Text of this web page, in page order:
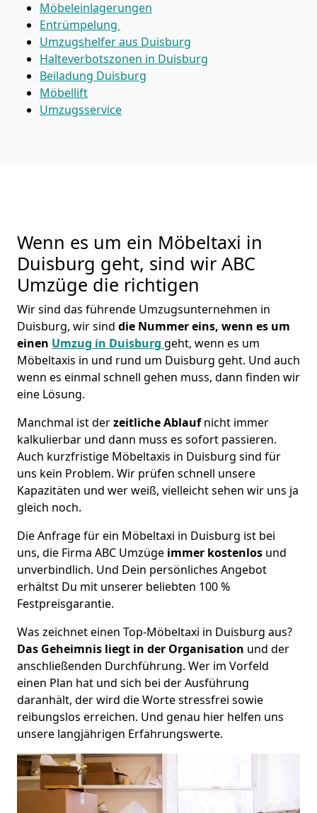
Möbeleinlagerungen
Entrümpelung
Umzugshelfer aus Duisburg
Halteverbotszonen in Duisburg
Beiladung Duisburg
Möbellift
Umzugsservice
Wenn es um ein Möbeltaxi in
Duisburg geht, sind wir ABC
Umzüge die richtigen
Wir sind das führende Umzugsunternehmen in
Duisburg, wir sind die Nummer eins, wenn es um
einen Umzug in Duisburg geht, wenn es um
Möbeltaxis in und rund um Duisburg geht. Und auch
wenn es einmal schnell gehen muss, dann finden wir
eine Lösung.
Manchmal ist derzeitliche Ablaufnicht immer
kalkulierbar und dann muss es sofort passieren.
Auch kurzfristige Möbeltaxis in Duisburg sind für
uns kein Problem. Wir prüfen schnell unsere
Kapazitäten und wer weiß, vielleicht sehen wir uns ja
gleich noch.
Die Anfrage für ein Möbeltaxi in Duisburg ist bei
uns, die Firma ABC Umzüge immer kostenlos und
unverbindlich. Und Dein persönliches Angebot
erhältst Du mit unserer beliebten 100 %
Festpreisgarantie.
Was zeichnet einen Top-Möbeltaxi in Duisburg aus?
Das Geheimnis liegt in der Organisation und der
anschließenden Durchführung. Wer im Vorfeld
einen Plan hat und sich bei der Ausführung
daranhält, der wird die Worte stressfrei sowie
reibungslos erreichen. Und genau hier helfen uns
unsere langjährigen Erfahrungswerte.